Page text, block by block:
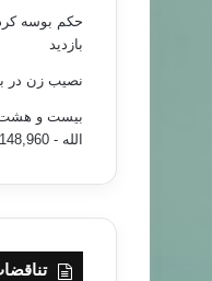
حکم بوسه
بازدید
نصیب زن
بیست و هشت
الله - 148,960 بازدید